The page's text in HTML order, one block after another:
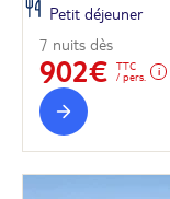
Petit déjeuner
7 nuits dès
902€
TTC
/ pers.